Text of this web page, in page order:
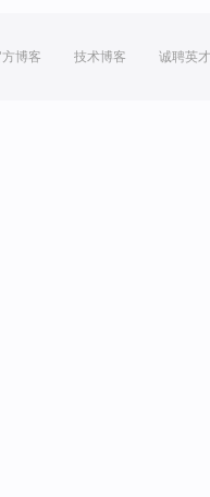
博客 技术博客 诚聘英才